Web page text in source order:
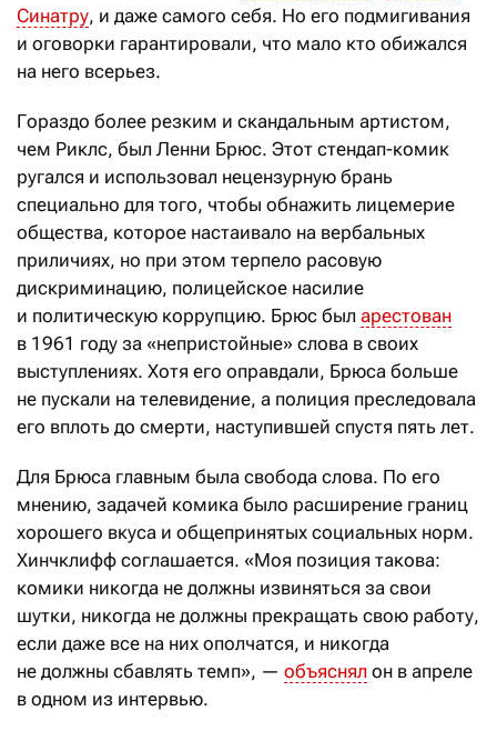
Синатру, и даже самого себя. Но его подмигивания
и оговорки гарантировали, что мало кто обижался
на него всерьез.
Гораздо более резким и скандальным артистом,
чем Риклс, был Ленни Брюс. Этот стендап-комик
ругался и использовал нецензурную брань
специально для того, чтобы обнажить лицемерие
общества, которое настаивало на вербальных
приличиях, но при этом терпело расовую
дискриминацию, полицейское насилие
и политическую коррупцию. Брюс был арестован
в 1961 году за «непристойные» слова в своих
выступлениях. Хотя его оправдали, Брюса больше
не пускали на телевидение, а полиция преследовала
его вплоть до смерти, наступившей спустя пять лет.
Для Брюса главным была свобода слова. По его
мнению, задачей комика было расширение границ
хорошего вкуса и общепринятых социальных норм.
Хинчклифф соглашается. «Моя позиция такова:
комики никогда не должны извиняться за свои
шутки, никогда не должны прекращать свою работу,
если даже все на них ополчатся, и никогда
не должны сбавлять темп», — объяснял он в апреле
в одном из интервью.